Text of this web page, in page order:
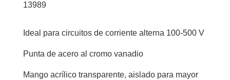
13989
Ideal para circuitos de corriente alterna 100-500 V
Punta de acero al cromo vanadio
Mango acrílico transparente, aislado para mayor